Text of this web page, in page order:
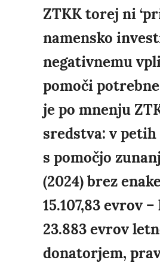
ZTKK torej ni
namensko
negativnemu
pomoči
je po mnenju
sredstva: v petih
s pomočjo
(2024) brez
15.107,83 evrov
23.883 evrov
donatorjem,